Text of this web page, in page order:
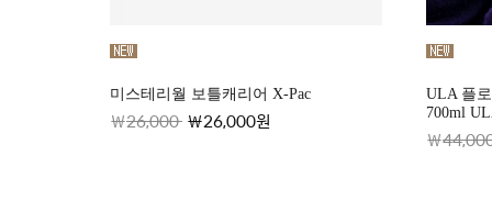
미스테리월 보틀캐리어 X-Pac
26,000 26,000원
ULA 플
700ml